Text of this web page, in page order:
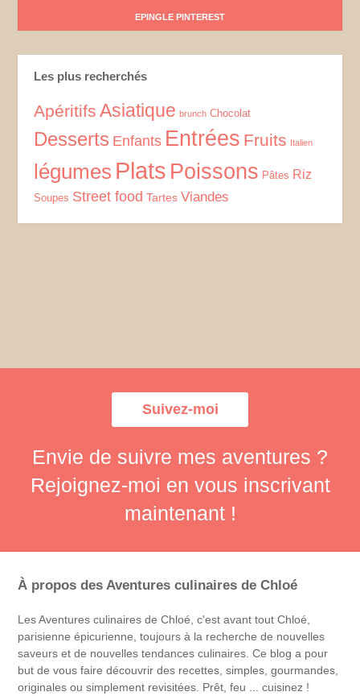
EPINGLE PINTEREST
Les plus recherchés
Apéritifs Asiatique brunch Chocolat
Desserts Enfants Entrées Fruits Italien
légumes Plats Poissons Pâtes Riz
Soupes Street food Tartes Viandes
Suivez-moi
Envie de suivre mes aventures ?
Rejoignez-moi en vous inscrivant
maintenant !
À propos des Aventures culinaires de Chloé
Les Aventures culinaires de Chloé, c'est avant tout Chloé,
parisienne épicurienne, toujours à la recherche de nouvelles
saveurs et de nouvelles tendances culinaires. Ce blog a pour
but de vous faire découvrir des recettes, simples, gourmandes,
originales ou simplement revisitées. Prêt, feu ... cuisinez !